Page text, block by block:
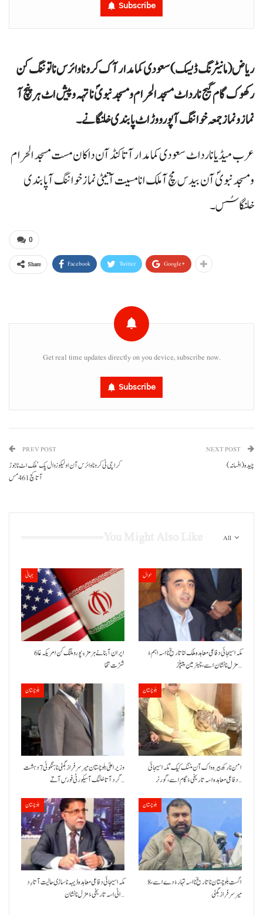
Subscribe
ریاض (مانیٹرنگ ڈیسک) سعودی کمامدار آک کرونا وائرس نا توننگ کن
رکھوک گام گیج نا رداٹ مسجد الحرام و مسجد نبویؐ نا تہہ و پیش اٹ ہر پنچ آ
نماز و نماز جمعہ خواننگ آ پورو وڑ اٹ پابندی خلنگانے۔
عرب میڈیا نارداٹ سعودی کمامدار آتا کنڈآن داکان مست مسجد الحرام
و مسجد نبویؐ آن بیدس مچ آ ملک انا مسیت آتیٹی نماز خواننگ آ پابندی
خلنگاسُس۔
0
Share Facebook Twitter Google+
Get real time updates directly on you device, subscribe now.
Subscribe
PREV POST
کراچی ٹی کرونا وائرس آن اولیکو زوال پک‘ ملک اٹ ناجوڑ
آتا کچ 461 مس
NEXT POST
(چیدہ (افسانہ
All
جہانی
ایران آبنائے ہرمز ءِ پورو ملنگ کن امریکہ غا 6
شڑت تخا
حوال
مکہ اسیجائی دفاعی معاہدہ ملک انا تاریخ نا اسہ اہم ءُ
مزل نا نشان اسے، چیئرمین پیپلز…
بلوچستان
وزیراعلیٰ بلوچستان میر سرفراز بگٹی نا ہنگو ٹی 7 دہشت
گرد آتا خلنگ آ سیکورٹی فورس آتے…
بلوچستان
امن نا رکھ بیرہ واک آن مننگ کیک‘ مکہ اسیجائی
دفاعی معاہدہ اسہ تاریخی ءُ گام اسے،گورنر…
بلوچستان
مکہ اسیجائی دفاعی معاہدہ ڈیہہ نا ساڑی حالیت آتا رِد
اٹی اسہ تاریخی ءُ مزل نا نشان…
بلوچستان
8 اگست بلوچستان نا تاریخ نا اسہ تہار ءُ دے اسے،
میرسرفراز بگٹی